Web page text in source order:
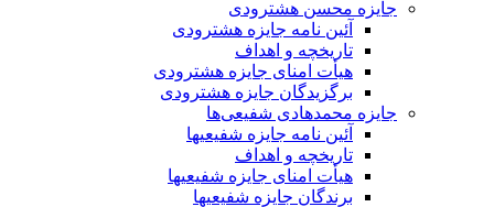
جایزه محسن هشترودی
آئین نامه جایزه هشترودی
تاریخچه و اهداف
هیأت امنای جایزه هشترودی
برگزیدگان جایزه هشترودی
جایزه محمدهادی شفیعی‌ها
آئین نامه جایزه شفیعیها
تاریخچه و اهداف
هیأت امنای جایزه شفیعیها
برندگان جایزه شفیعیها